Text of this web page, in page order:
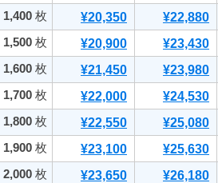
1,400 枚 ¥20,350 ¥22,880
1,500 枚 ¥20,900 ¥23,430
1,600 枚 ¥21,450 ¥23,980
1,700 枚 ¥22,000 ¥24,530
1,800 枚 ¥22,550 ¥25,080
1,900 枚 ¥23,100 ¥25,630
2,000 枚 ¥23,650 ¥26,180